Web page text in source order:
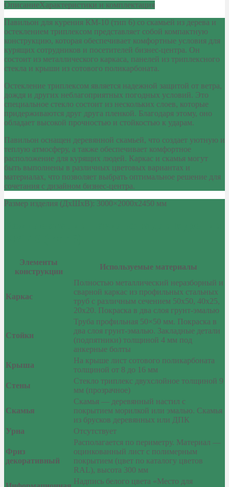
ОписаниеХарактеристики и комплектация
Павильон для курения КМ-10 (тип 6) со скамьей из дерева и
остеклением триплексом представляет собой компактную
конструкцию, которая обеспечивает комфортные условия для
курящих сотрудников и посетителей бизнес-центра. Он
состоит из металлического каркаса, панелей из триплексного
стекла и крыши из сотового поликарбоната.
Остекление триплексом является надежной защитой от ветра,
дождя и других неблагоприятных погодных условий. Это
специальное стекло состоит из нескольких слоев, которые
придерживаются друг друга пленкой. Благодаря этому, оно
обладает высокой прочностью и стойкостью к ударам.
Павильон оснащен деревянной скамьей, что создает уютную и
теплую атмосферу, а также обеспечивает комфортное
расположение для курящих людей. Каркас и скамья могут
быть выполнены в различных цветовых вариантах и
материалах, что позволяет выбрать оптимальное решение для
сочетания с дизайном бизнес-центра.
Размер изделия (ДхШхВ): 3000×2000х2450 мм
Элементы
конструкции
Используемые материалы
Каркас
Полностью металлический неразборный и
сварной каркас из профильных стальных
труб с различным сечением 50х50, 40х25,
20х20. Покраска в два слоя грунт-эмалью
Стойки
Труба профильная 50×50 мм. Покраска в
два слоя грунт-эмалью. Закладные детали
(подпятники) толщиной 4 мм под
анкерные болты
Крыша
На крыше лист сотового поликарбоната
толщиной от 8 до 16 мм
Стены
Стекло триплекс двухслойное толщиной 9
мм (прозрачное)
Скамья
Скамья — деревянный настил с
покрытием морилкой или эмалью. Скамья
из брусков деревянных или ДПК
Урна
Отсутствует
Фриз
декоративный
Располагается по периметру. Материал —
оцинкованный лист с полимерным
покрытием (цвет по каталогу цветов
RAL), высота 300 мм
Надпись белого цвета «Место для